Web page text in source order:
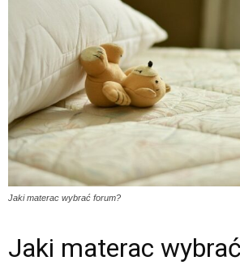
Jaki materac wybrać forum?
Jaki materac